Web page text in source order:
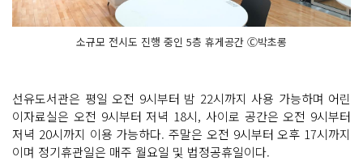
소규모 전시도 진행 중인 5층 휴게공간 Ⓒ박초롱
선유도서관은 평일 오전 9시부터 밤 22시까지 사용 가능하며 어린
이자료실은 오전 9시부터 저녁 18시, 사이로 공간은 오전 9시부터
저녁 20시까지 이용 가능하다. 주말은 오전 9시부터 오후 17시까지
이며 정기휴관일은 매주 월요일 및 법정공휴일이다.